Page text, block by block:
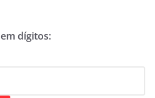
dígitos: